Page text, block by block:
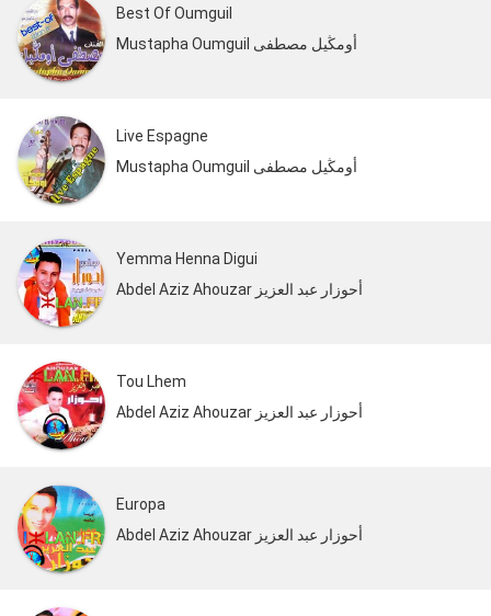
Best Of Oumguil
Mustapha Oumguil أومڭيل مصطفى
Live Espagne
Mustapha Oumguil أومڭيل مصطفى
Yemma Henna Digui
Abdel Aziz Ahouzar أحوزار عبد العزيز
Tou Lhem
Abdel Aziz Ahouzar أحوزار عبد العزيز
Europa
Abdel Aziz Ahouzar أحوزار عبد العزيز